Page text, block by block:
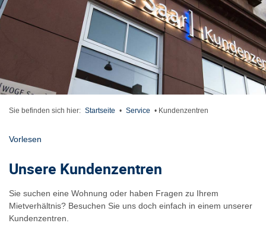
Sie befinden sich hier: Startseite • Service • Kundenzentren
Vorlesen
Unsere Kundenzentren
Sie suchen eine Wohnung oder haben Fragen zu Ihrem
Mietverhältnis? Besuchen Sie uns doch einfach in einem unserer
Kundenzentren.